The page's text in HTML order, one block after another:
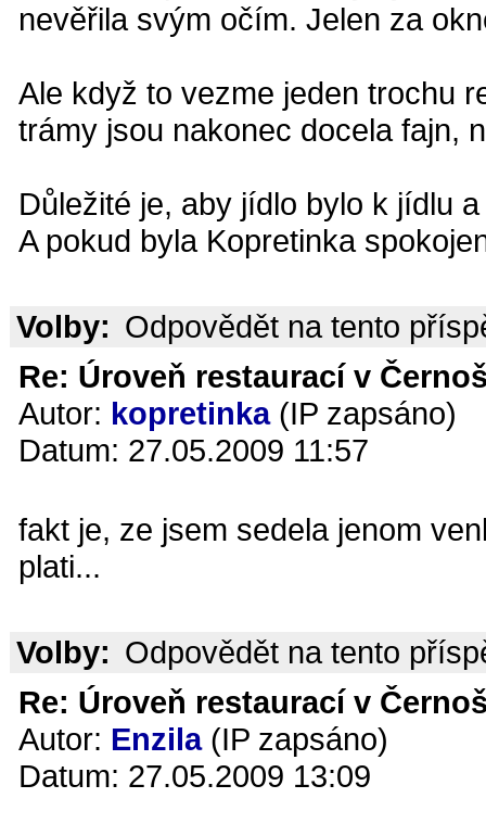
nevěřila svým očím. Jelen za
Ale když to vezme jeden trochu
trámy jsou nakonec docela fajn,
Důležité je, aby jídlo bylo k jídlu
A pokud byla Kopretinka
Volby: Odpovědět na tento
Re: Úroveň restaurací v
Autor: kopretinka(IP zapsáno)
Datum: 27.05.2009 11:57
fakt je, ze jsem sedela jenom
plati...
Volby: Odpovědět na tento
Re: Úroveň restaurací v
Autor: Enzila(IP zapsáno)
Datum: 27.05.2009 13:09